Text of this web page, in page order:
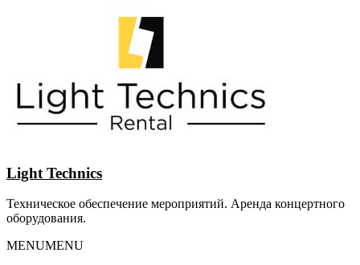
Light Technics
Техническое обеспечение мероприятий. Аренда концертного
оборудования.
MENUMENU